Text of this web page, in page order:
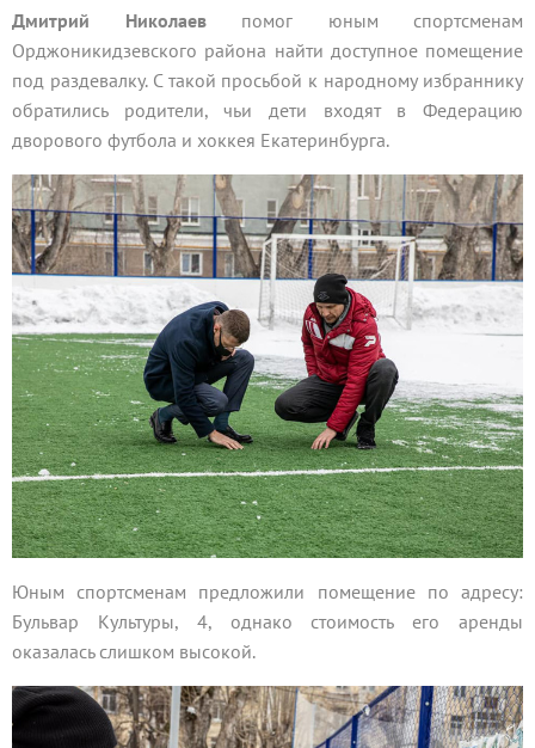
Дмитрий Николаевпомог юным спортсменам
Орджоникидзевского района найти доступное помещение
под раздевалку. С такой просьбой к народному избраннику
обратились родители, чьи дети входят в Федерацию
дворового футбола и хоккея Екатеринбурга.
Юным спортсменам предложили помещение по адресу:
Бульвар Культуры, 4, однако стоимость его аренды
оказалась слишком высокой.